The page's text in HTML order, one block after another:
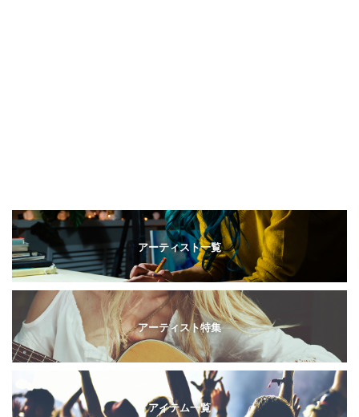
アーティスト一覧
アーティスト特集
アイテム一覧